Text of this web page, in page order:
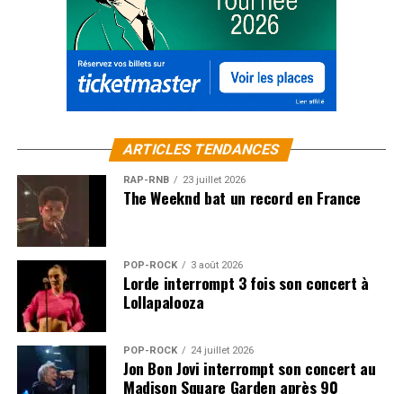
ARTICLES TENDANCES
RAP-RNB 23 juillet 2026
The Weeknd bat un record en France
POP-ROCK 3 août 2026
Lorde interrompt 3 fois son concert à
Lollapalooza
POP-ROCK 24 juillet 2026
Jon Bon Jovi interrompt son concert au
Madison Square Garden après 90